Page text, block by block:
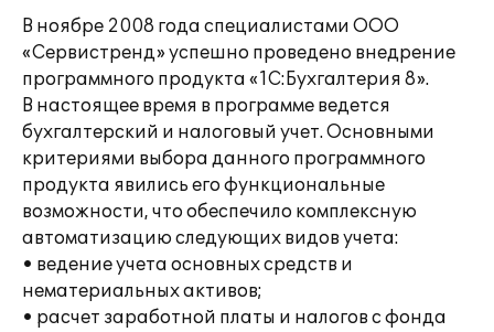
В ноябре 2008 года специалистами ООО
«Сервистренд» успешно проведено внедрение
программного продукта «1С:Бухгалтерия 8».
В настоящее время в программе ведется
бухгалтерский и налоговый учет. Основными
критериями выбора данного программного
продукта явились его функциональные
возможности, что обеспечило комплексную
автоматизацию следующих видов учета:
• ведение учета основных средств и
нематериальных активов;
• расчет заработной платы и налогов с фонда